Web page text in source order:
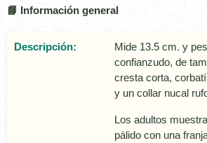
📘 Información general
Descripción:
Mide 13.5 cm. y
confianzudo, de
cresta corta,
y un collar nucal
Los adultos
pálido con una